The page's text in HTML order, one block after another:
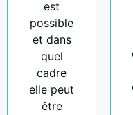
est
possible
et dans
quel
cadre
elle peut
être